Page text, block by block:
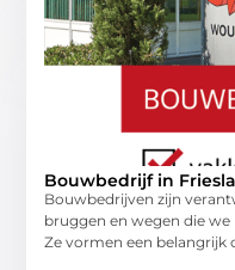
Bouwbedrijf in
Bouwbedrijven zijn
bruggen en wegen die
Ze vormen een belangrijk